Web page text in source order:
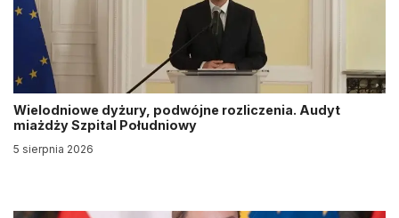
Wielodniowe dyżury, podwójne rozliczenia. Audyt
miażdży Szpital Południowy
5 sierpnia 2026